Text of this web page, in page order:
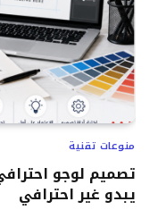
منوعات تقنية
يبدو غير احترافي